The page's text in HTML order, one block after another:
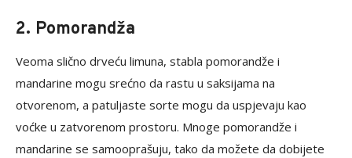
2. Pomorandža
Veoma slično drveću limuna, stabla pomorandže i
mandarine mogu srećno da rastu u saksijama na
otvorenom, a patuljaste sorte mogu da uspjevaju kao
voćke u zatvorenom prostoru. Mnoge pomorandže i
mandarine se samooprašuju, tako da možete da dobijete